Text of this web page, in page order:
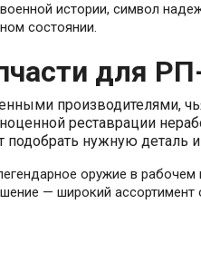
истории, символ
состоянии.
для
производителями,
реставрации
нужную деталь
оружие в
— широкий